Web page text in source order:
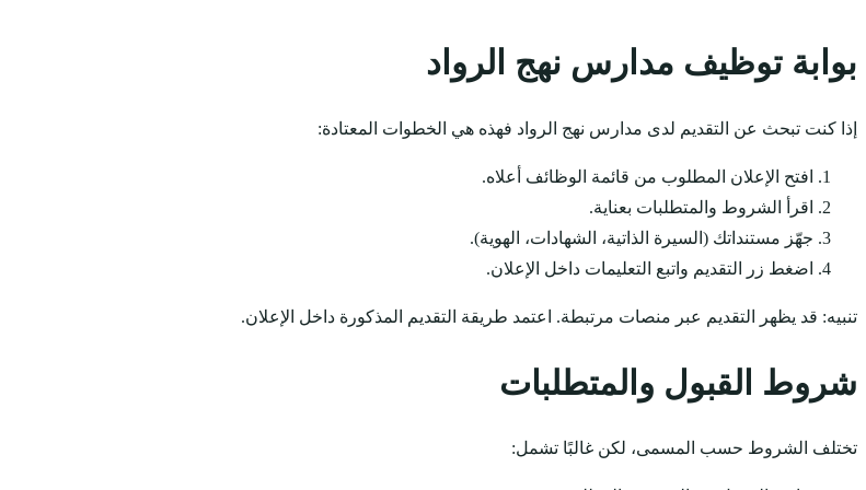
بوابة توظيف مدارس نهج الرواد
إذا كنت تبحث عن التقديم لدى مدارس نهج الرواد فهذه هي الخطوات المعتادة:
افتح الإعلان المطلوب من قائمة الوظائف أعلاه.
اقرأ الشروط والمتطلبات بعناية.
جهّز مستنداتك (السيرة الذاتية، الشهادات، الهوية).
اضغط زر التقديم واتبع التعليمات داخل الإعلان.
تنبيه: قد يظهر التقديم عبر منصات مرتبطة. اعتمد طريقة التقديم المذكورة داخل الإعلان.
شروط القبول والمتطلبات
تختلف الشروط حسب المسمى، لكن غالبًا تشمل: